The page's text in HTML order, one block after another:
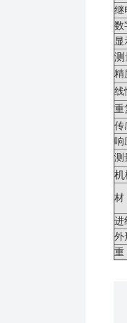
继
数
显
测
精
线
重
传
响
测
机
材
进
外
重